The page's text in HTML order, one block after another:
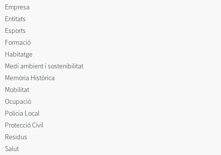
Empresa
Entitats
Esports
Formació
Habitatge
Medi ambient i sostenibilitat
Memòria Històrica
Mobilitat
Ocupació
Policia Local
Protecció Civil
Residus
Salut